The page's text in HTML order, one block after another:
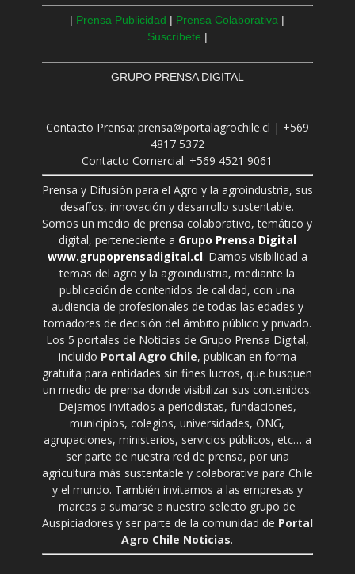
| Prensa Publicidad | Prensa Colaborativa |
Suscríbete |
GRUPO PRENSA DIGITAL
Contacto Prensa: prensa@portalagrochile.cl | +569
4817 5372
Contacto Comercial: +569 4521 9061
Prensa y Difusión para el Agro y la agroindustria, sus
desafíos, innovación y desarrollo sustentable.
Somos un medio de prensa colaborativo, temático y
digital, perteneciente a Grupo Prensa Digital
www.grupoprensadigital.cl. Damos visibilidad a
temas del agro y la agroindustria, mediante la
publicación de contenidos de calidad, con una
audiencia de profesionales de todas las edades y
tomadores de decisión del ámbito público y privado.
Los 5 portales de Noticias de Grupo Prensa Digital,
incluido Portal Agro Chile, publican en forma
gratuita para entidades sin fines lucros, que busquen
un medio de prensa donde visibilizar sus contenidos.
Dejamos invitados a periodistas, fundaciones,
municipios, colegios, universidades, ONG,
agrupaciones, ministerios, servicios públicos, etc… a
ser parte de nuestra red de prensa, por una
agricultura más sustentable y colaborativa para Chile
y el mundo. También invitamos a las empresas y
marcas a sumarse a nuestro selecto grupo de
Auspiciadores y ser parte de la comunidad de Portal
Agro Chile Noticias.